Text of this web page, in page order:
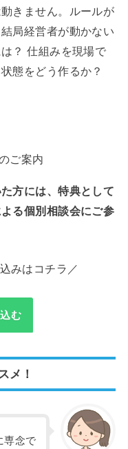
きません。ルールが
局経営者が動かない
？ 仕組みを現場で
態をどう作るか？
ご案内
方には、特典として
る個別相談会にご参
みはコチラ／
む
メ！
専念で